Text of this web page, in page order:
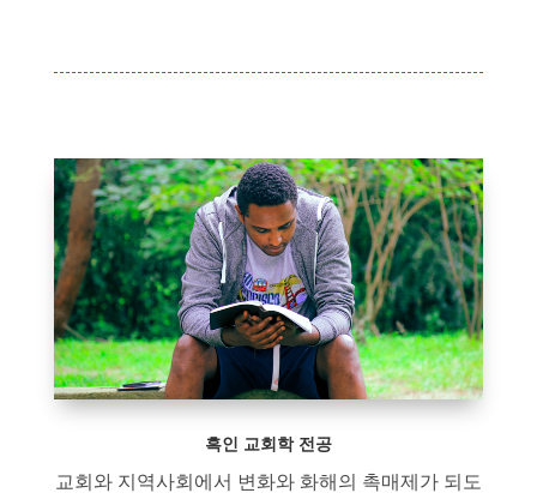
흑인 교회학 전공
교회와 지역사회에서 변화와 화해의 촉매제가 되도